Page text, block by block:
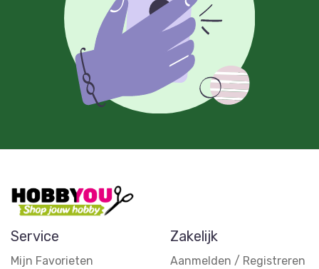
Service
Mijn Favorieten
Zakelijk
Aanmelden / Registreren